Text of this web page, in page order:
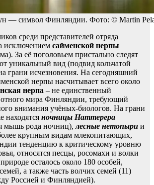
— символ Финляндии. Фото: © Martin
среди представителей отряда
исключением сайменской нерпы
За её поголовьем пристально следят
уникальный вид (подвид кольчатой
грани исчезновения. На сегодняшний
нерпы насчитывает всего около
нерпа – не единственный
мира Финляндии, требующий
внимания учёных-биологов. На грани
находятся ночницы Наттерера
мышь рода ночниц),лесные нетопыри и
крупным видам млекопитающих,
тенденцию к критическому уровню
относятся песцы, росомахи и волки
осталось около 180 особей,
а также часть волчих семей (11)
Россией и Финляндией).